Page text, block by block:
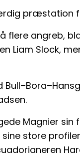
præstation
flere angreb,
Liam Slock,
Magnier
store